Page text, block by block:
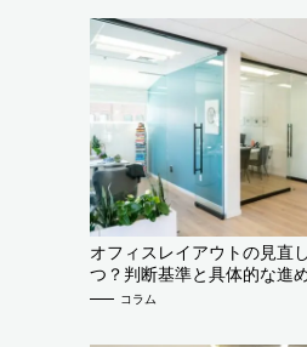
オフィスレイアウトの見直
つ？判断基準と具体的な進
コラム